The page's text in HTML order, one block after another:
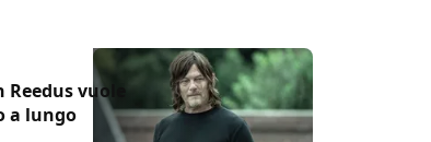
vuole
a lungo